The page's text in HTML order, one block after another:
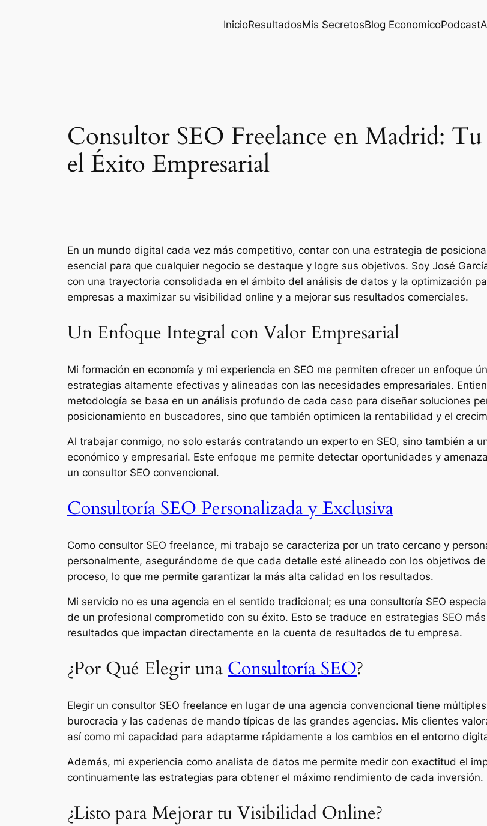
InicioResultadosMis SecretosBlog EconomicoPodcast
Consultor SEO Freelance en Madrid:
el Éxito Empresarial
En un mundo digital cada vez más competitivo, contar con una estrategia de
esencial para que cualquier negocio se destaque y logre sus objetivos. Soy José
con una trayectoria consolidada en el ámbito del análisis de datos y la optimización
empresas a maximizar su visibilidad online y a mejorar sus resultados comerciales.
Un Enfoque Integral con Valor Empresarial
Mi formación en economía y mi experiencia en SEO me permiten ofrecer un enfoque
estrategias altamente efectivas y alineadas con las necesidades empresariales.
metodología se basa en un análisis profundo de cada caso para diseñar soluciones
posicionamiento en buscadores, sino que también optimicen la rentabilidad y el
Al trabajar conmigo, no solo estarás contratando un experto en SEO, sino también a
económico y empresarial. Este enfoque me permite detectar oportunidades y
un consultor SEO convencional.
Consultoría SEO Personalizada y Exclusiva
Como consultor SEO freelance, mi trabajo se caracteriza por un trato cercano y
personalmente, asegurándome de que cada detalle esté alineado con los objetivos
proceso, lo que me permite garantizar la más alta calidad en los resultados.
Mi servicio no es una agencia en el sentido tradicional; es una consultoría SEO
de un profesional comprometido con su éxito. Esto se traduce en estrategias SEO
resultados que impactan directamente en la cuenta de resultados de tu empresa.
¿Por Qué Elegir una Consultoría SEO?
Elegir un consultor SEO freelance en lugar de una agencia convencional tiene
burocracia y las cadenas de mando típicas de las grandes agencias. Mis clientes
así como mi capacidad para adaptarme rápidamente a los cambios en el entorno
Además, mi experiencia como analista de datos me permite medir con exactitud el
continuamente las estrategias para obtener el máximo rendimiento de cada inversión.
¿Listo para Mejorar tu Visibilidad Online?